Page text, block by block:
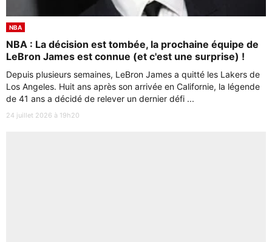
NBA
NBA : La décision est tombée, la prochaine équipe de
LeBron James est connue (et c'est une surprise) !
Depuis plusieurs semaines, LeBron James a quitté les Lakers de
Los Angeles. Huit ans après son arrivée en Californie, la légende
de 41 ans a décidé de relever un dernier défi ...
24 juillet 2026 à 19h20